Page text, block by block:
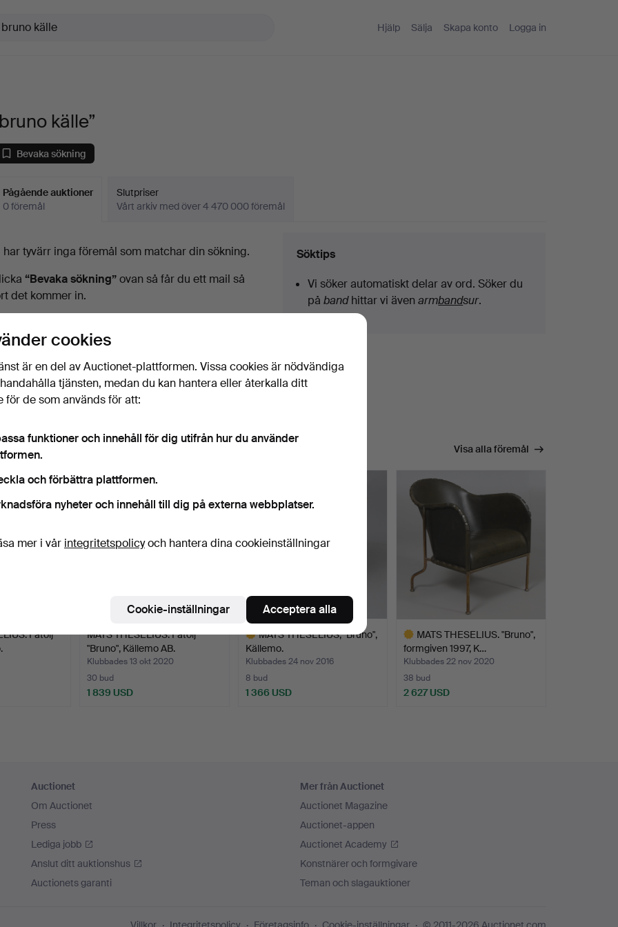
Hjälp Sälja Skapa konto Logga in
källe”
Bevaka sökning
Pågående auktioner
0 föremål
Slutpriser
Vårt arkiv med över 4 470 000 föremål
har tyvärr inga föremål som matchar din sökning.
“Bevaka sökning”ovan så får du ett mail så
det kommer in.
Söktips
Vi söker automatiskt delar av ord. Söker du
påbandhittar vi ävenarmbandsur.
matchar din sökning Visa alla föremål
Fåtölj
MATS THESELIUS. Fåtölj
"Bruno", Källemo AB.
Klubbades 13 okt 2020
30 bud
1 839 USD
MATS THESELIUS, "Bruno",
Källemo.
Klubbades 24 nov 2016
8 bud
1 366 USD
MATS THESELIUS. "Bruno",
formgiven 1997, K…
Klubbades 22 nov 2020
38 bud
2 627 USD
Auctionet
Om Auctionet
Press
Lediga jobb
Anslut ditt auktionshus
Auctionets garanti
Mer från Auctionet
Auctionet Magazine
Auctionet-appen
Auctionet Academy
Konstnärer och formgivare
Teman och slagauktioner
cookies
är en del av Auctionet-plattformen. Vissa cookies är nödvändiga
tjänsten, medan du kan hantera eller återkalla ditt
för de som används för att:
funktioner och innehåll för dig utifrån hur du använder
och förbättra plattformen.
nyheter och innehåll till dig på externa webbplatser.
mer i vår integritetspolicyoch hantera dina cookieinställningar
Cookie-inställningar Acceptera alla